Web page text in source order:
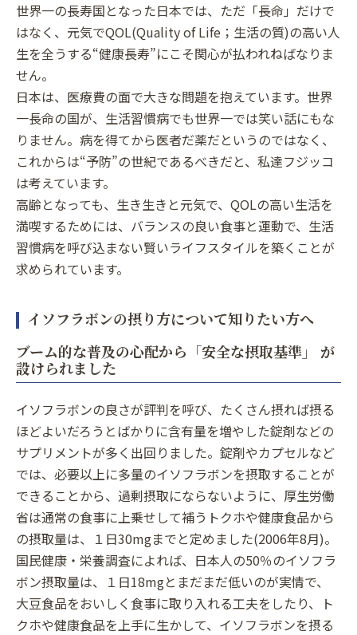
世界一の長寿国となった日本では、ただ「長命」だけで
はなく、元気でQOL(Quality of Life；生活の質)の高い人
生を全うする“健康長寿”にこそ関心が払われねばなりま
せん。
日本は、医療費の面で大きな問題を抱えています。世界
一長命の国が、生活習慣病でも世界一では笑い話にもな
りません。病を得てから医者だ薬だというのではなく、
これからは“予防”の世紀であるべきだと、私達フジッコ
は考えています。
高齢となっても、生き生きと元気で、QOLの高い生活を
満喫するためには、バランスの良い食事と運動で、生活
習慣病を呼び込まない賢いライフスタイルを築くことが
求められています。
イソフラボンの摂り方について知りたい方へ
ブーム的な普及の心配から「安全な摂取基準」 が
設けられました
イソフラボンの良さが評判を呼び、たくさん摂れば摂る
ほどよいだろうとばかりに含有量を増やした錠剤などの
サプリメントが多く出回りました。錠剤やカプセルなど
では、必要以上に多量のイソフラボンを摂取することが
できることから、過剰摂取にならないように、厚生労働
省は通常の食事に上乗せして補うトクホや健康食品から
の摂取量は、１日30mgまでと定めました(2006年8月)。
国民健康・栄養調査によれば、日本人の50％のイソフラ
ボン摂取量は、１日18mgとまだまだ低いのが実情で、
大豆食品をおいしく食事に取り入れる工夫をしたり、ト
クホや健康食品を上手に生かして、イソフラボンを摂る